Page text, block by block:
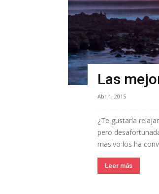
Las
Abr 1, 2015
¿Te gustaría
pero
masivo los ha
Leer más